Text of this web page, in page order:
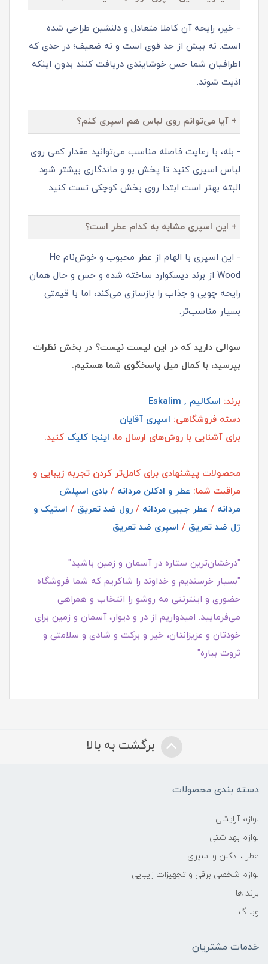
- خیر، رایحه آن کاملا متعادل و دلنشین طراحی شده
است. نه بیش از حد قوی است و نه ضعیف؛ در حدی که
اطرافیان شما حس خوشایندی دریافت کنند بدون اینکه
اذیت شوند.
+ آیا می‌توانم روی لباس هم اسپری کنم؟
- بله، با رعایت فاصله مناسب می‌توانید مقدار کمی روی
لباس اسپری کنید تا پخش بو و ماندگاری بیشتر شود.
البته بهتر است ابتدا روی بخش کوچکی تست کنید.
+ این اسپری مشابه به کدام عطر است؟
- این اسپری با الهام از عطر محبوب و خوش‌نام He
Wood از برند دیسکوارد ساخته شده و حس و حال همان
رایحه چوبی و جذاب را بازسازی می‌کند، اما با قیمتی
بسیار مناسب‌تر.
سوالی دارید که در این لیست نیست؟ در بخش نظرات
بپرسید، با کمال میل پاسخگوی شما هستیم.
برند: اسکالیم , Eskalim
دسته فروشگاهی: اسپری آقایان
برای آشنایی با روش‌های ارسال ما، اینجا کلیک کنید.
محصولات پیشنهادی برای کامل‌تر کردن تجربه زیبایی و
مراقبت شما: عطر و ادکلن مردانه / بادی اسپلش
مردانه / عطر جیبی مردانه / رول ضد تعریق / استیک و
ژل ضد تعریق / اسپری ضد تعریق
"درخشان‌ترین ستاره در آسمان و زمین باشید"
"بسیار خرسندیم و خداوند را شاکریم که شما فروشگاه
حضوری و اینترنتی مه روشو را انتخاب و همراهی
می‌فرمایید. امیدواریم از در و دیوار، آسمان و زمین برای
خودتان و عزیزانتان، خیر و برکت و شادی و سلامتی و
ثروت بباره"
برگشت به بالا
دسته بندی محصولات
لوازم آرایشی
لوازم بهداشتی
عطر ، ادکلن و اسپری
لوازم شخصی برقی و تجهیزات زیبایی
برند ها
وبلاگ
خدمات مشتریان